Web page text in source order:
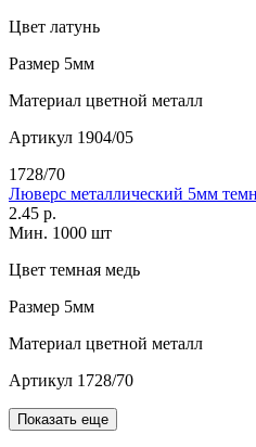
Цвет латунь
Размер 5мм
Материал цветной металл
Артикул 1904/05
1728/70
Люверс металлический 5мм
2.45 р.
Мин. 1000 шт
Цвет темная медь
Размер 5мм
Материал цветной металл
Артикул 1728/70
Показать еще